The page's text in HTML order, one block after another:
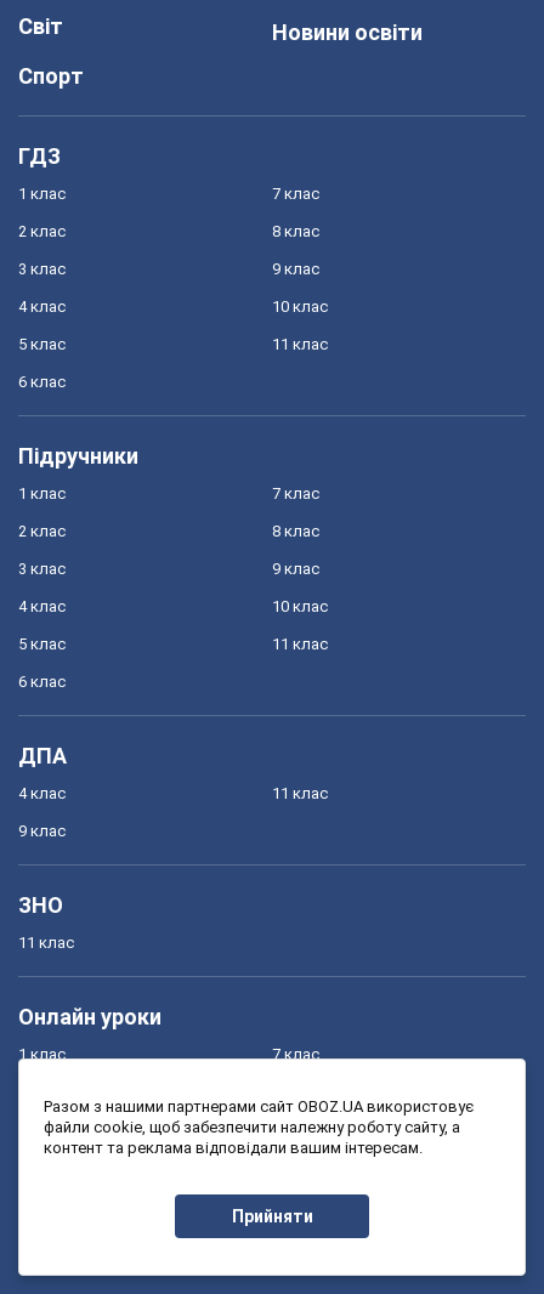
Світ
Спорт
Новини освіти
ГДЗ
1 клас
2 клас
3 клас
4 клас
5 клас
6 клас
7 клас
8 клас
9 клас
10 клас
11 клас
Підручники
1 клас
2 клас
3 клас
4 клас
5 клас
6 клас
7 клас
8 клас
9 клас
10 клас
11 клас
ДПА
4 клас
9 клас
11 клас
ЗНО
11 клас
Онлайн уроки
1 клас
3 клас
7 клас
9 клас
Разом з нашими партнерами сайт OBOZ.UA використовує
файли cookie, щоб забезпечити належну роботу сайту, а
контент та реклама відповідали вашим інтересам.
Прийняти